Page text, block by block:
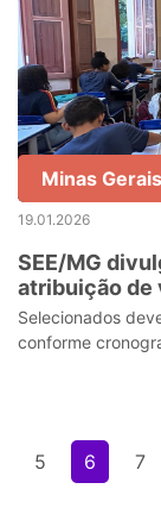
Minas Gerais
19.01.2026
SEE/MG
atribuição de
temporária
Selecionados
conforme
5 6 7